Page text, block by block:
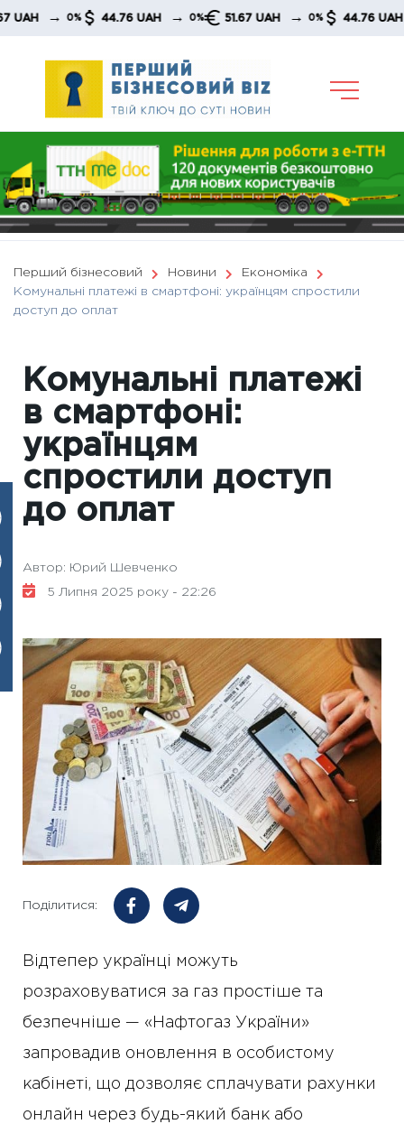
Skip
→ 0% 44.76 UAH → 0% 51.67 UAH → 0% 44.76 UAH →
Перший бізнесовий Новини
Економіка
Комунальні платежі в смартфоні: українцям спростили
доступ до оплат
Комунальні платежі
в смартфоні:
українцям
спростили доступ
до оплат
Автор: Юрий Шевченко
5 Липня 2025 року - 22:26
Поділитися:
Відтепер українці можуть
розраховуватися за газ простіше та
безпечніше — «Нафтогаз України»
запровадив оновлення в особистому
кабінеті, що дозволяє сплачувати рахунки
онлайн через будь-який банк або